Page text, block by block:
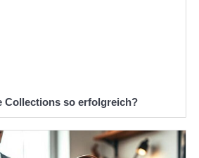
Collections so erfolgreich?